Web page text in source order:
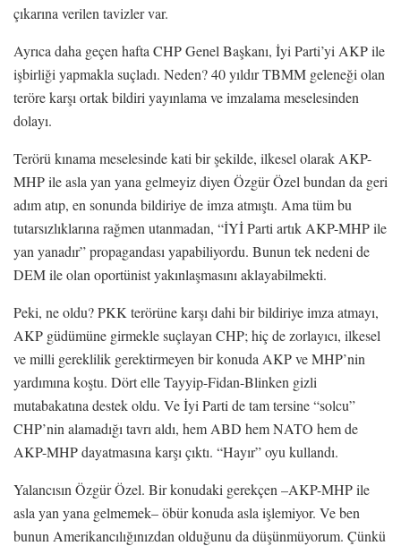
çıkarına verilen tavizler var.
Ayrıca daha geçen hafta CHP Genel Başkanı, İyi Parti’yi AKP ile
işbirliği yapmakla suçladı. Neden? 40 yıldır TBMM geleneği olan
teröre karşı ortak bildiri yayınlama ve imzalama meselesinden
dolayı.
Terörü kınama meselesinde kati bir şekilde, ilkesel olarak AKP-
MHP ile asla yan yana gelmeyiz diyen Özgür Özel bundan da geri
adım atıp, en sonunda bildiriye de imza atmıştı. Ama tüm bu
tutarsızlıklarına rağmen utanmadan, “İYİ Parti artık AKP-MHP ile
yan yanadır” propagandası yapabiliyordu. Bunun tek nedeni de
DEM ile olan oportünist yakınlaşmasını aklayabilmekti.
Peki, ne oldu? PKK terörüne karşı dahi bir bildiriye imza atmayı,
AKP güdümüne girmekle suçlayan CHP; hiç de zorlayıcı, ilkesel
ve milli gereklilik gerektirmeyen bir konuda AKP ve MHP’nin
yardımına koştu. Dört elle Tayyip-Fidan-Blinken gizli
mutabakatına destek oldu. Ve İyi Parti de tam tersine “solcu”
CHP’nin alamadığı tavrı aldı, hem ABD hem NATO hem de
AKP-MHP dayatmasına karşı çıktı. “Hayır” oyu kullandı.
Yalancısın Özgür Özel. Bir konudaki gerekçen –AKP-MHP ile
asla yan yana gelmemek– öbür konuda asla işlemiyor. Ve ben
bunun Amerikancılığınızdan olduğunu da düşünmüyorum. Çünkü